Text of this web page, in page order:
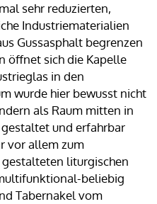
sehr reduzierten,
Industriematerialien
Gussasphalt begrenzen
öffnet sich die Kapelle
in den
wurde hier bewusst nicht
als Raum mitten in
und erfahrbar
vor allem zum
liturgischen
beliebig
Tabernakel vom